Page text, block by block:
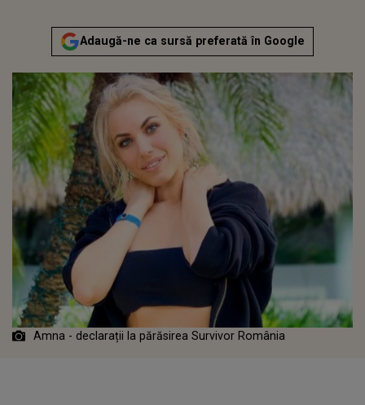
Adaugă-ne ca sursă preferată în Google
Amna - declarații la părăsirea Survivor România